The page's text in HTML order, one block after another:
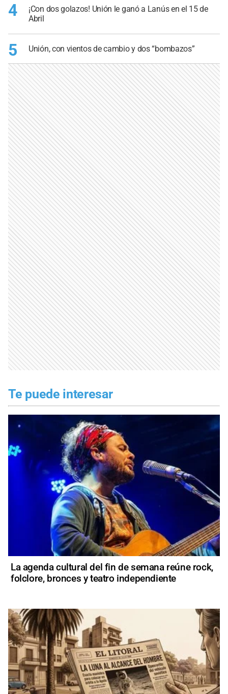
4
¡Con dos golazos! Unión le ganó a Lanús en el 15 de
Abril
5 Unión, con vientos de cambio y dos “bombazos”
Te puede interesar
La agenda cultural del fin de semana reúne rock,
folclore, bronces y teatro independiente